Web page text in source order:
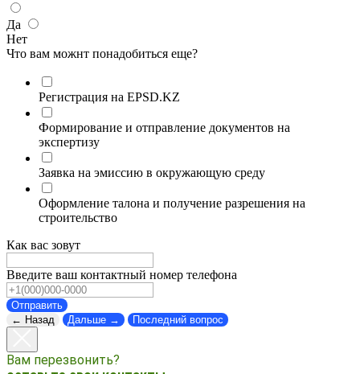
Да
Нет
Что вам можнт понадобиться еще?
Регистрация на EPSD.KZ
Формирование и отправление документов на
экспертизу
Заявка на эмиссию в окружающую среду
Оформление талона и получение разрешения на
строительство
Как вас зовут
Введите ваш контактный номер телефона
Отправить
← Назад
Дальше → Последний вопрос
Вам перезвонить?